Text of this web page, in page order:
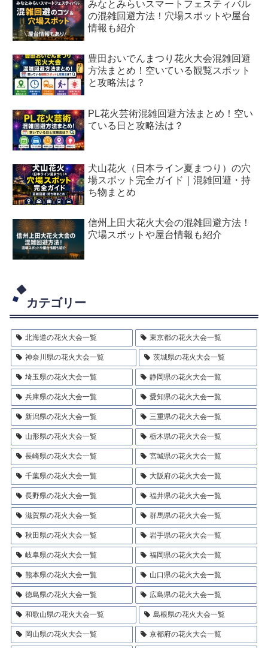
みなとみらいスマートフェスティバル
の混雑回避方法！穴場スポットや屋台
情報も紹介
豊田おいでんまつり花火大会混雑回避
方法まとめ！空いている観覧スポット
と攻略法は？
PL花火芸術混雑回避方法まとめ！空い
ている日と攻略法は？
犬山花火（日本ライン夏まつり）の穴
場スポット完全ガイド｜混雑回避・持
ち物まとめ
信州上田大花火大会の混雑回避方法！
穴場スポットや屋台情報も紹介
カテゴリー
北海道の花火大会一覧 東京都の花火大会一覧
神奈川県の花火大会一覧 茨城県の花火大会一覧
埼玉県の花火大会一覧 静岡県の花火大会一覧
兵庫県の花火大会一覧 愛知県の花火大会一覧
新潟県の花火大会一覧 三重県の花火大会一覧
山形県の花火大会一覧 栃木県の花火大会一覧
長崎県の花火大会一覧 宮城県の花火大会一覧
千葉県の花火大会一覧 大阪府の花火大会一覧
長野県の花火大会一覧 福井県の花火大会一覧
滋賀県の花火大会一覧 群馬県の花火大会一覧
秋田県の花火大会一覧 岩手県の花火大会一覧
岐阜県の花火大会一覧 福岡県の花火大会一覧
熊本県の花火大会一覧 山口県の花火大会一覧
徳島県の花火大会一覧 広島県の花火大会一覧
和歌山県の花火大会一覧 島根県の花火大会一覧
岡山県の花火大会一覧 京都府の花火大会一覧